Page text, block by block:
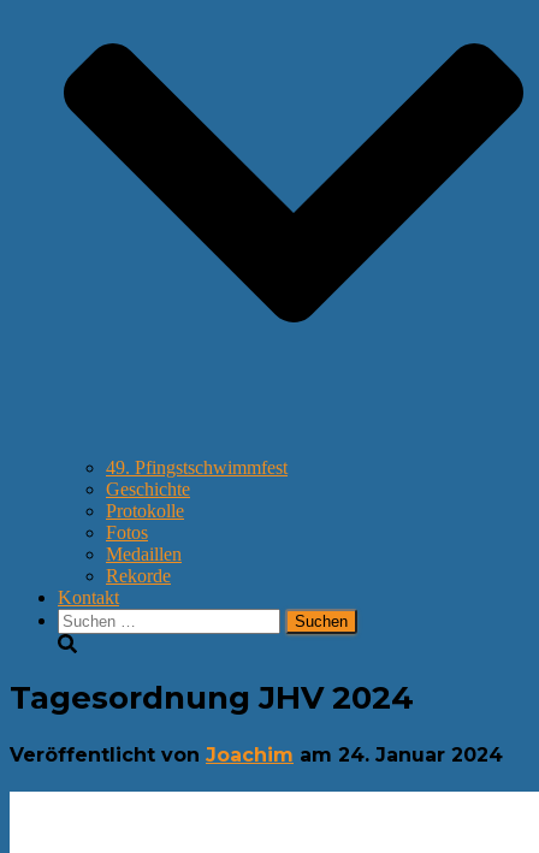
49. Pfingstschwimmfest
Geschichte
Protokolle
Fotos
Medaillen
Rekorde
Kontakt
Suchen
nach:
Tagesordnung JHV 2024
Veröffentlicht von Joachim am 24. Januar 2024